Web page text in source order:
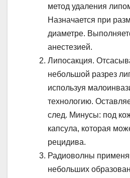
метод удаления
Назначается при
диаметре.
анестезией.
Липосакция.
небольшой разрез
используя
технологию.
след. Минусы: под
капсула, которая
рецидива.
Радиоволны
небольших